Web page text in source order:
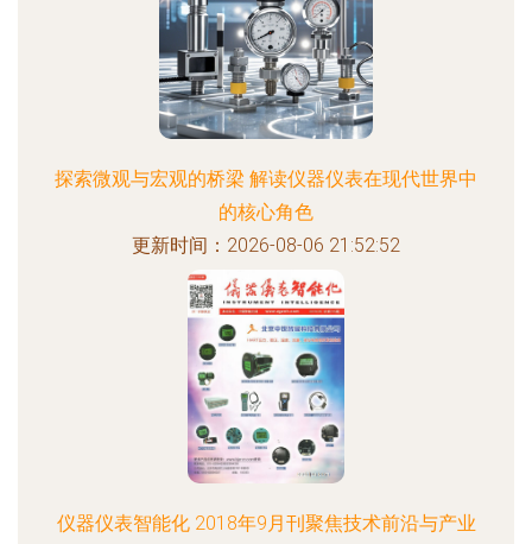
探索微观与宏观的桥梁 解读仪器仪表在现代世界中
的核心角色
更新时间：2026-08-06 21:52:52
仪器仪表智能化 2018年9月刊聚焦技术前沿与产业